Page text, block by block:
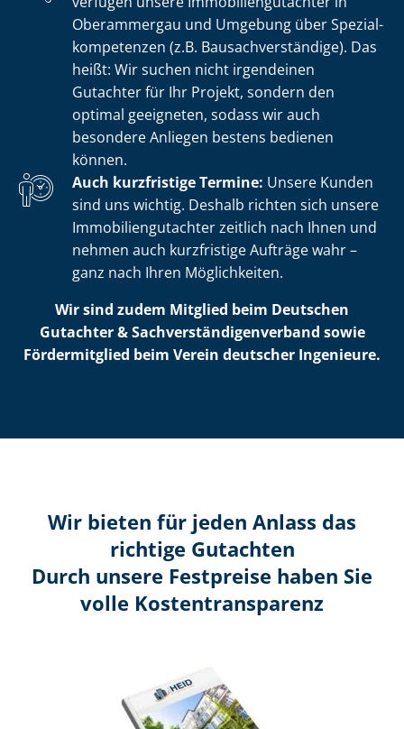
Oberammergau und Umgebung über Spe­zi­al­
kom­pe­ten­zen (z.B. Bau­sach­ver­stän­di­ge). Das
heißt: Wir suchen nicht irgendeinen
Gutachter für Ihr Projekt, sondern den
optimal geeigneten, sodass wir auch
besondere Anliegen bestens bedienen
können.
Auch kurzfristige Termine: Unsere Kunden
sind uns wichtig. Deshalb richten sich unsere
Im­mo­bi­li­en­gut­ach­ter zeitlich nach Ihnen und
nehmen auch kurzfristige Aufträge wahr –
ganz nach Ihren Möglichkeiten.
Wir sind zudem Mitglied beim Deutschen
Gutachter & Sach­ver­stän­di­gen­ver­band sowie
Fördermitglied beim Verein deutscher Ingenieure.
Wir bieten für jeden Anlass das
richtige Gutachten
Durch unsere Festpreise haben Sie
volle Kosten­transparenz